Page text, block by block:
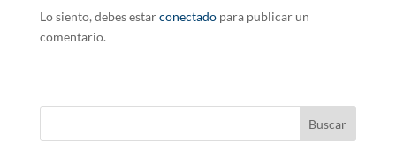
Lo siento, debes estarconectadopara publicar un
comentario.